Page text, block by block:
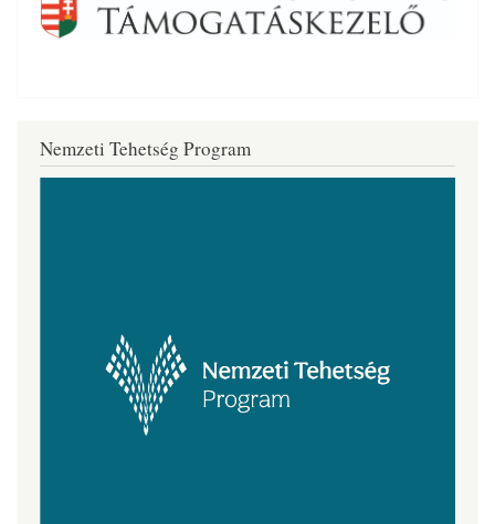
Nemzeti Tehetség Program